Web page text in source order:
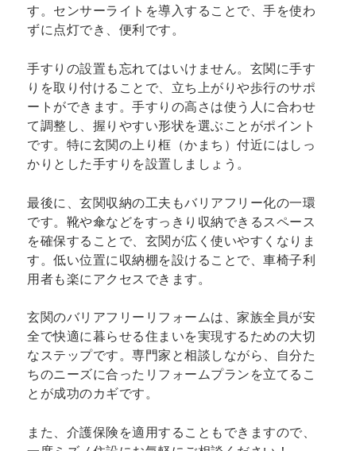
す。センサーライトを導入することで、手を使わ
ずに点灯でき、便利です。
手すりの設置も忘れてはいけません。玄関に手す
りを取り付けることで、立ち上がりや歩行のサポ
ートができます。手すりの高さは使う人に合わせ
て調整し、握りやすい形状を選ぶことがポイント
です。特に玄関の上り框（かまち）付近にはしっ
かりとした手すりを設置しましょう。
最後に、玄関収納の工夫もバリアフリー化の一環
です。靴や傘などをすっきり収納できるスペース
を確保することで、玄関が広く使いやすくなりま
す。低い位置に収納棚を設けることで、車椅子利
用者も楽にアクセスできます。
玄関のバリアフリーリフォームは、家族全員が安
全で快適に暮らせる住まいを実現するための大切
なステップです。専門家と相談しながら、自分た
ちのニーズに合ったリフォームプランを立てるこ
とが成功のカギです。
また、介護保険を適用することもできますので、